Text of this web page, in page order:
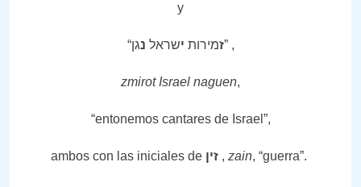
y
“ זמירות ישראל נ גן” ,
zmirot Israel naguen,
“entonemos cantares de Israel”,
ambos con las iniciales de זין , zain, “guerra”.